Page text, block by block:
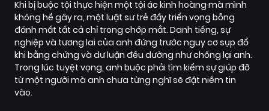
Khi bị buộc tội thực hiện một tội ác kinh hoàng mà mình
không hề gây ra, một luật sư trẻ đầy triển vọng bỗng
đánh mất tất cả chỉ trong chớp mắt. Danh tiếng, sự
nghiệp và tương lai của anh đứng trước nguy cơ sụp đổ
khi bằng chứng và dư luận đều dường như chống lại anh.
Trong lúc tuyệt vọng, anh buộc phải tìm kiếm sự giúp đỡ
từ một người mà anh chưa từng nghĩ sẽ đặt niềm tin
vào.